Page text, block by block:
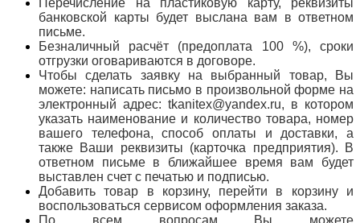
Перечисление на пластиковую карту, реквизиты
банковской карты будет выслана вам в ответном
письме.
Безналичный расчёт (предоплата 100 %), сроки
отгрузки оговариваются в договоре.
Чтобы сделать заявку на выбранный товар, Вы
можете: написать письмо в произвольной форме на
электронный адрес: tkanitex@yandex.ru, в котором
указать наименование и количество товара, номер
вашего телефона, способ оплаты и доставки, а
также Ваши реквизиты (карточка предприятия). В
ответном письме в ближайшее время вам будет
выставлен счет с печатью и подписью.
Добавить товар в корзину, перейти в корзину и
воспользоваться сервисом оформления заказа.